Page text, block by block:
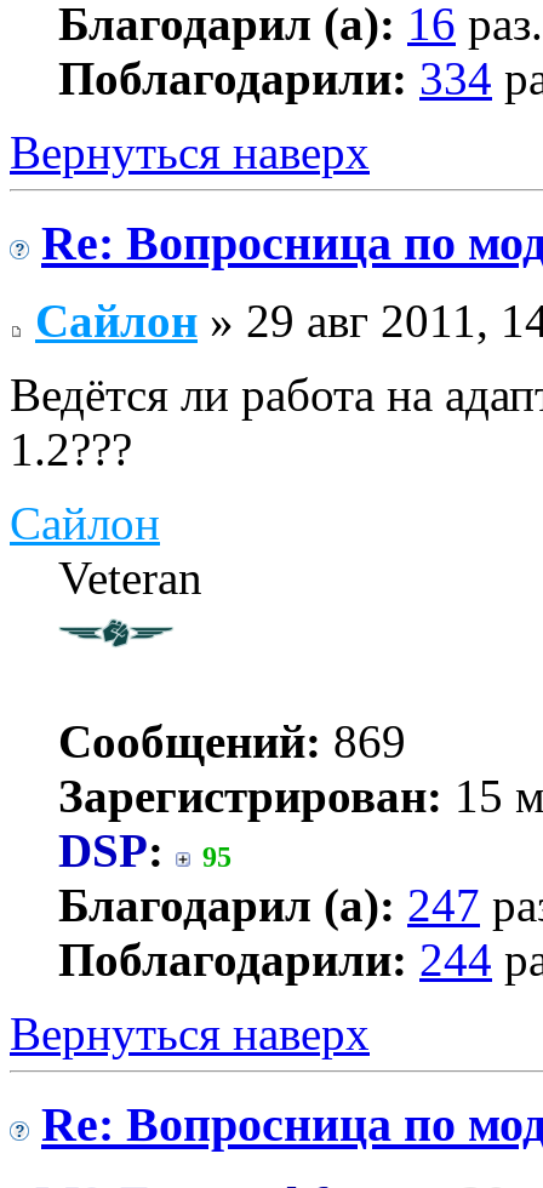
Благодарил (а): 16 раз.
Поблагодарили: 334
Вернуться наверх
Re: Вопросница по
Сайлон » 29 авг 2011,
Ведётся ли работа на
1.2???
Сайлон
Veteran
Сообщений: 869
Зарегистрирован: 15
DSP: 95
Благодарил (а): 247
Поблагодарили: 244
Вернуться наверх
Re: Вопросница по